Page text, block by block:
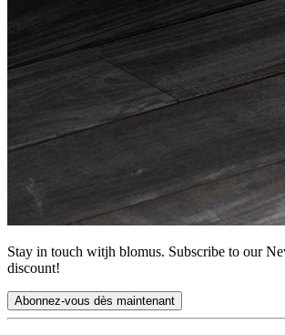
Stay in touch witjh blomus. Subscribe to our
discount!
Abonnez-vous dès maintenant